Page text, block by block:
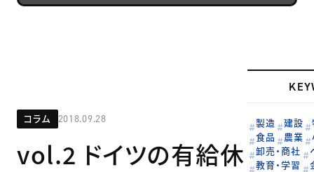
コラム 2018.09.28
vol.2 ドイツの有給休
製造 建設
食品
農業
卸売・商社
教育・学習